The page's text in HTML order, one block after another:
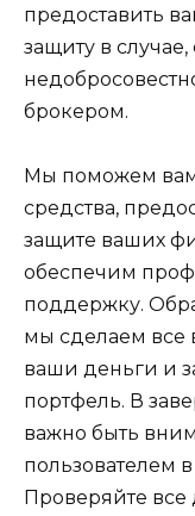
предоставить
защиту в
брокером.
Мы поможем вам
средства,
защите ваших
обеспечим
поддержку.
мы сделаем все
ваши деньги и
портфель. В
важно быть
пользователем
Проверяйте все